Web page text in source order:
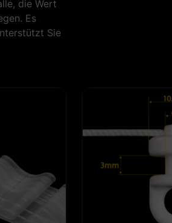
die Wert
Es
Sie